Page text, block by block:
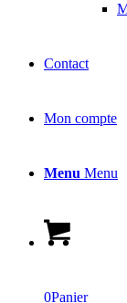
Contact
Mon compte
Menu Menu
0Panier